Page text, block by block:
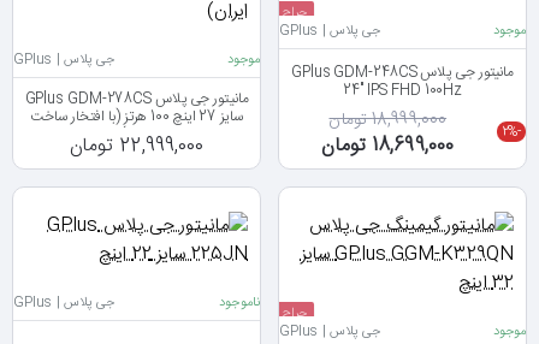
حراج
موجود
جی پلاس | GPlus
مانیتور جی پلاس GPlus GDM-248CS
24" IPS FHD 100Hz
-2% 18,699,000 تومان
18,999,000 تومان
موجود جی پلاس | GPlus
مانیتور جی پلاس GPlus GDM-278CS
سایز 27 اینچ 100 هرتز (با افتخار ساخت
ایران)
22,999,000 تومان
حراج
موجود
جی پلاس | GPlus
ناموجود جی پلاس | GPlus